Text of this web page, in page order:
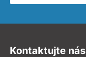
Kontaktujte nás